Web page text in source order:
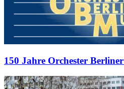
150 Jahre Orchester